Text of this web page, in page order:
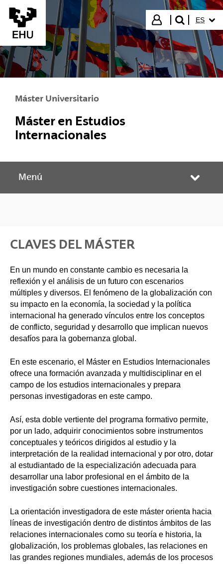
Saltar al contenido principal
Iniciar sesión
buscar"
ES
Máster Universitario
Máster en Estudios
Internacionales
Menú
CLAVES DEL MÁSTER
En un mundo en constante cambio es necesaria la
reflexión y el análisis de un futuro con escenarios
múltiples y diversos. El fenómeno de la globalización con
su impacto en la economía, la sociedad y la política
internacional ha generado vínculos entre los conceptos
de conflicto, seguridad y desarrollo que implican nuevos
desafíos para la gobernanza global.
En este escenario, el Máster en Estudios Internacionales
ofrece una formación avanzada y multidisciplinar en el
campo de los estudios internacionales y prepara
personas investigadoras en este campo.
Así, esta doble vertiente del programa formativo permite,
por un lado, adquirir conocimientos sobre instrumentos
conceptuales y teóricos dirigidos al estudio y la
interpretación de la realidad internacional y por otro, dotar
al estudiantado de la especialización adecuada para
desarrollar una labor profesional en el ámbito de la
investigación sobre cuestiones internacionales.
La orientación investigadora de este máster orienta hacia
líneas de investigación dentro de distintos ámbitos de las
relaciones internacionales como su teoría e historia, la
globalización, los problemas globales, las relaciones en
las grandes regiones mundiales, además de los procesos